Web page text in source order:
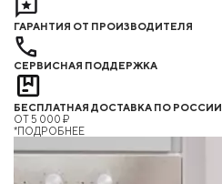
ГАРАНТИЯ ОТ ПРОИЗВОДИТЕЛЯ
СЕРВИСНАЯ ПОДДЕРЖКА
БЕСПЛАТНАЯ ДОСТАВКА ПО РОССИИ
ОТ 5 000 ₽
*ПОДРОБНЕЕ